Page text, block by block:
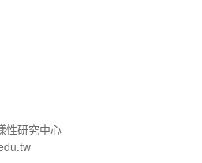
性研究中心